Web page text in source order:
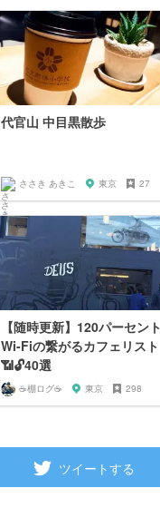
代官山 中目黒散歩
ささき あきこ 東京 27
【随時更新】120パーセント
Wi-Fiの繋がるカフェリスト
📶🔓40選
☕️棚ログ☕️ 東京 298
ツイートする